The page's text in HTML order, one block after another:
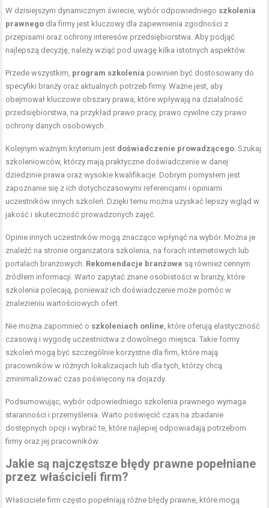
W dzisiejszym dynamicznym świecie, wybór odpowiedniego szkolenia
prawnego dla firmy jest kluczowy dla zapewnienia zgodności z
przepisami oraz ochrony interesów przedsiębiorstwa. Aby podjąć
najlepszą decyzję, należy wziąć pod uwagę kilka istotnych aspektów.
Przede wszystkim, program szkolenia powinien być dostosowany do
specyfiki branży oraz aktualnych potrzeb firmy. Ważne jest, aby
obejmował kluczowe obszary prawa, które wpływają na działalność
przedsiębiorstwa, na przykład prawo pracy, prawo cywilne czy prawo
ochrony danych osobowych.
Kolejnym ważnym kryterium jest doświadczenie prowadzącego . Szukaj
szkoleniowców, którzy mają praktyczne doświadczenie w danej
dziedzinie prawa oraz wysokie kwalifikacje. Dobrym pomysłem jest
zapoznanie się z ich dotychczasowymi referencjami i opiniami
uczestników innych szkoleń. Dzięki temu można uzyskać lepszy wgląd w
jakość i skuteczność prowadzonych zajęć.
Opinie innych uczestników mogą znacząco wpłynąć na wybór. Można je
znaleźć na stronie organizatora szkolenia, na forach internetowych lub
portalach branżowych. Rekomendacje branżowe są również cennym
źródłem informacji. Warto zapytać znane osobistości w branży, które
szkolenia polecają, ponieważ ich doświadczenie może pomóc w
znalezieniu wartościowych ofert.
Nie można zapomnieć o szkoleniach online , które oferują elastyczność
czasową i wygodę uczestnictwa z dowolnego miejsca. Takie formy
szkoleń mogą być szczególnie korzystne dla firm, które mają
pracowników w różnych lokalizacjach lub dla tych, którzy chcą
zminimalizować czas poświęcony na dojazdy.
Podsumowując, wybór odpowiedniego szkolenia prawnego wymaga
staranności i przemyślenia. Warto poświęcić czas na zbadanie
dostępnych opcji i wybrać te, które najlepiej odpowiadają potrzebom
firmy oraz jej pracowników.
Jakie są najczęstsze błędy prawne popełniane
przez właścicieli firm?
Właściciele firm często popełniają różne błędy prawne, które mogą